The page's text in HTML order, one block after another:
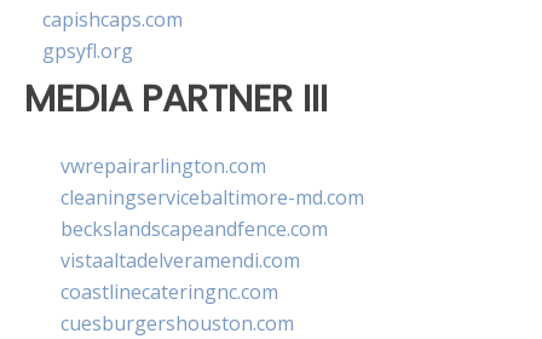
capishcaps.com
gpsyfl.org
MEDIA PARTNER III
vwrepairarlington.com
cleaningservicebaltimore-md.com
beckslandscapeandfence.com
vistaaltadelveramendi.com
coastlinecateringnc.com
cuesburgershouston.com